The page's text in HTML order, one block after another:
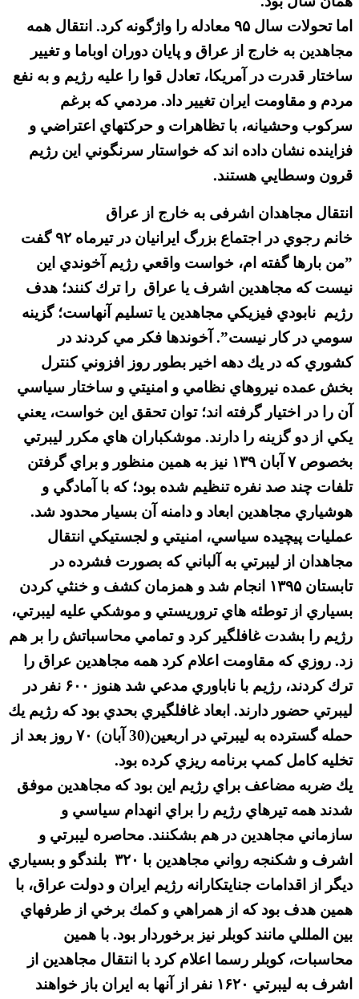
اما تحولات سال ۹۵ معادله را واژگونه كرد. انتقال همه
مجاهدين به خارج از عراق و پايان دوران اوباما و تغيير
ساختار قدرت در آمريكا، تعادل قوا را عليه رژيم و به نفع
مردم و مقاومت ایران تغيير داد. مردمي كه برغم
سركوب وحشيانه، با تظاهرات و حركتهاي اعتراضي و
فزاينده نشان داده اند كه خواستار سرنگوني اين رژيم
قرون وسطايي هستند.
انتقال مجاهدان اشرفی به خارج از عراق
خانم رجوي در اجتماع بزرگ ايرانيان در تيرماه ۹۲ گفت
”من بارها گفته ام، خواست واقعي رژيم آخوندي اين
نيست كه مجاهدين اشرف يا عراق را ترك كنند؛ هدف
رژيم نابودي فيزيكي مجاهدين يا تسليم آنهاست؛ گزينه
سومي در كار نيست”. آخوندها فكر مي كردند در
كشوري كه در يك دهه اخير بطور روز افزوني كنترل
بخش عمده نيروهاي نظامي و امنيتي و ساختار سياسي
آن را در اختيار گرفته اند؛ توان تحقق اين خواست، يعني
يكي از دو گزينه را دارند. موشكباران هاي مكرر ليبرتي
بخصوص ۷ آبان ۱۳۹ نيز به همين منظور و براي گرفتن
تلفات چند صد نفره تنظيم شده بود؛ كه با آمادگي و
هوشياري مجاهدين ابعاد و دامنه آن بسيار محدود شد.
عمليات پيچيده سياسي، امنيتي و لجستيكي انتقال
مجاهدان از ليبرتي به آلباني كه بصورت فشرده در
تابستان ۱۳۹۵ انجام شد و همزمان كشف و خنثي كردن
بسياري از توطئه هاي تروريستي و موشكي عليه ليبرتي،
رژيم را بشدت غافلگير كرد و تمامي محاسباتش را بر هم
زد. روزي كه مقاومت اعلام كرد همه مجاهدين عراق را
ترك كردند، رژيم با ناباوري مدعي شد هنوز ۶۰۰ نفر در
ليبرتي حضور دارند. ابعاد غافلگيري بحدي بود كه رژيم يك
حمله گسترده به ليبرتي در اربعين(30 آبان) ۷۰ روز بعد از
تخليه كامل كمپ برنامه ريزي كرده بود.
يك ضربه مضاعف براي رژيم اين بود كه مجاهدين موفق
شدند همه تيرهاي رژيم را براي انهدام سياسي و
سازماني مجاهدين در هم بشكنند. محاصره ليبرتي و
اشرف و شكنجه رواني مجاهدين با ۳۲۰ بلندگو و بسياري
ديگر از اقدامات جنايتكارانه رژيم ايران و دولت عراق، با
همين هدف بود كه از همراهي و كمك برخي از طرفهاي
بين المللي مانند كوبلر نيز برخوردار بود. با همين
محاسبات، كوبلر رسما اعلام كرد با انتقال مجاهدين از
اشرف به ليبرتي ۱۶۲۰ نفر از آنها به ايران باز خواهند